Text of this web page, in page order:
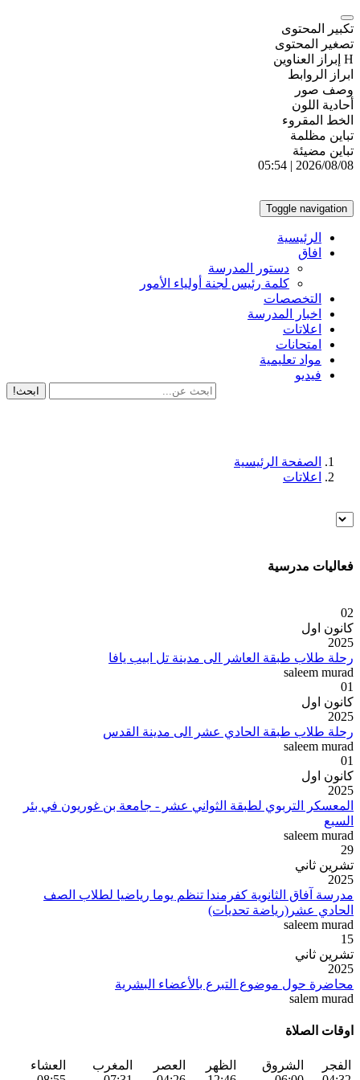
تكبير المحتوى
تصغير المحتوى
H إبراز العناوين
ابراز الروابط
وصف صور
أحادية اللون
الخط المقروء
تباين مظلمة
تباين مضيئة
2026/08/08 | 05:54
Toggle navigation
الرئيسية
افاق
دستور المدرسة
كلمة رئيس لجنة أولياء الأمور
التخصصات
اخبار المدرسة
اعلاتات
امتحانات
مواد تعليمية
فيديو
ابحث!
الصفحة الرئيسية
اعلاتات
فعاليات مدرسية
02
كانون اول
2025
رحلة طلاب طبقة العاشر الى مدينة تل ابيب يافا
saleem murad
01
كانون اول
2025
رحلة طلاب طبقة الحادي عشر الى مدينة القدس
saleem murad
01
كانون اول
2025
المعسكر التربوي لطبقة الثواني عشر - جامعة بن غوريون في بئر
السبع
saleem murad
29
تشرين ثاني
2025
مدرسة آفاق الثانوية كفرمندا تنظم يوما رياضيا لطلاب الصف
الحادي عشر(رياضة تحديات)
saleem murad
15
تشرين ثاني
2025
محاضرة حول موضوع التبرع بالأعضاء البشرية
salem murad
اوقات الصلاة
الفجر
الشروق
الظهر
العصر
المغرب
العشاء